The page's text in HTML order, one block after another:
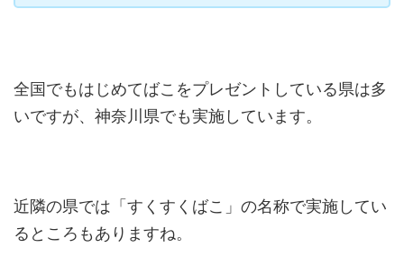
全国でもはじめてばこをプレゼントしている県は多
いですが、神奈川県でも実施しています。
近隣の県では「すくすくばこ」の名称で実施してい
るところもありますね。